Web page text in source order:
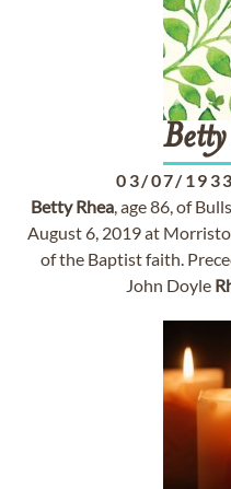
Betty
03/07/1933
Betty Rhea, age 86, of
August 6, 2019 at
of the Baptist faith.
John Doyle